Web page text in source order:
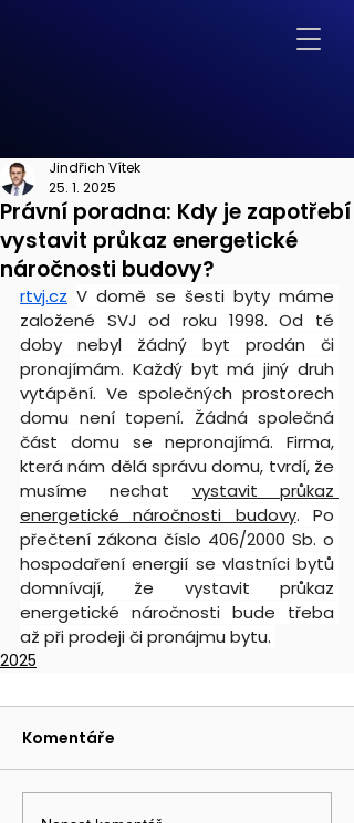
Právní poradna: Kdy je zapotřebí
vystavit průkaz energetické
náročnosti budovy?
Jindřich Vítek
25. 1. 2025
rtvj.cz V domě se šesti byty máme
založené SVJ od roku 1998. Od té
doby nebyl žádný byt prodán či
pronajímám. Každý byt má jiný druh
vytápění. Ve společných prostorech
domu není topení. Žádná společná
část domu se nepronajímá. Firma,
která nám dělá správu domu, tvrdí, že
musíme nechat vystavit průkaz
energetické náročnosti budovy. Po
přečtení zákona číslo 406/2000 Sb. o
hospodaření energií se vlastníci bytů
domnívají, že vystavit průkaz
energetické náročnosti bude třeba
až při prodeji či pronájmu bytu.
2025
Komentáře